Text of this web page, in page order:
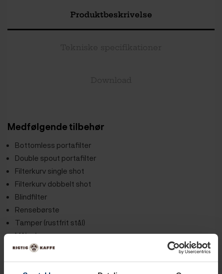
Produktbeskrivelse
Tekniske specifikationer
Download
Medfølgende tilbehør
Bottomless portafilter
Double spout portafilter
Filterkurv single shot
Filterkurv dobbelt shot
Blindfilter
Rensebørste
Tamper (rustfrit stål)
Måleske
Vandtilslutning
Afløbsslange